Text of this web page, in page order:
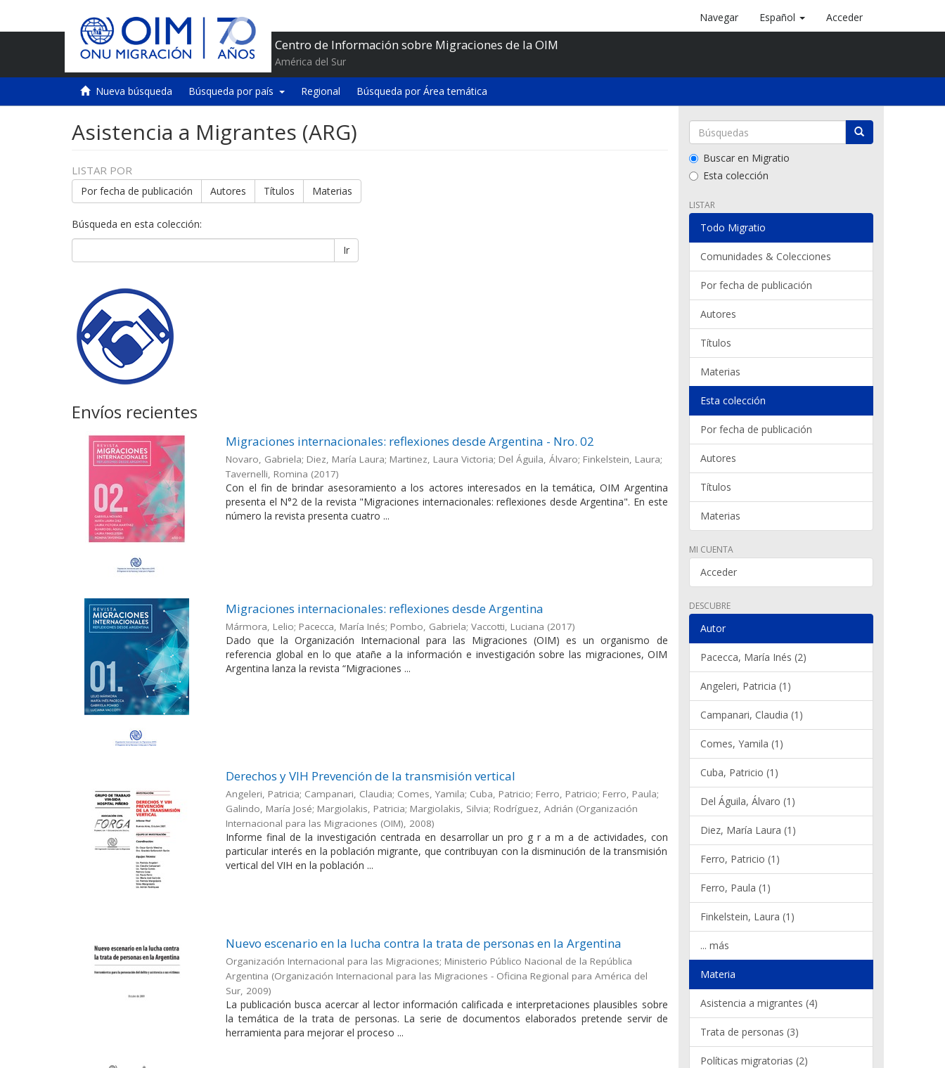
Centro de Información sobre Migraciones de la OIM
América del Sur
Navegar Español Acceder
Nueva búsqueda Búsqueda por país Regional Búsqueda por Área temática
Asistencia a Migrantes (ARG)
LISTAR POR
Por fecha de publicación Autores Títulos Materias
Búsqueda en esta colección:
Ir
Envíos recientes
Migraciones internacionales: reflexiones desde Argentina - Nro. 02
Novaro, Gabriela; Diez, María Laura; Martinez, Laura Victoria; Del Águila, Álvaro; Finkelstein, Laura;
Tavernelli, Romina (2017)
Con el fin de brindar asesoramiento a los actores interesados en la temática, OIM Argentina
presenta el N°2 de la revista "Migraciones internacionales: reflexiones desde Argentina". En este
número la revista presenta cuatro ...
Migraciones internacionales: reflexiones desde Argentina
Mármora, Lelio; Pacecca, María Inés; Pombo, Gabriela; Vaccotti, Luciana (2017)
Dado que la Organización Internacional para las Migraciones (OIM) es un organismo de
referencia global en lo que atañe a la información e investigación sobre las migraciones, OIM
Argentina lanza la revista “Migraciones ...
Derechos y VIH Prevención de la transmisión vertical
Angeleri, Patricia; Campanari, Claudia; Comes, Yamila; Cuba, Patricio; Ferro, Patricio; Ferro, Paula;
Galindo, María José; Margiolakis, Patricia; Margiolakis, Silvia; Rodríguez, Adrián (Organización
Internacional para las Migraciones (OIM), 2008)
Informe final de la investigación centrada en desarrollar un pro g r a m a de actividades, con
particular interés en la población migrante, que contribuyan con la disminución de la transmisión
vertical del VIH en la población ...
Nuevo escenario en la lucha contra la trata de personas en la Argentina
Organización Internacional para las Migraciones; Ministerio Público Nacional de la República
Argentina (Organización Internacional para las Migraciones - Oficina Regional para América del
Sur, 2009)
La publicación busca acercar al lector información calificada e interpretaciones plausibles sobre
la temática de la trata de personas. La serie de documentos elaborados pretende servir de
herramienta para mejorar el proceso ...
Buscar en Migratio
Esta colección
LISTAR
Todo Migratio
Comunidades & Colecciones
Por fecha de publicación
Autores
Títulos
Materias
Esta colección
Por fecha de publicación
Autores
Títulos
Materias
MI CUENTA
Acceder
DESCUBRE
Autor
Pacecca, María Inés (2)
Angeleri, Patricia (1)
Campanari, Claudia (1)
Comes, Yamila (1)
Cuba, Patricio (1)
Del Águila, Álvaro (1)
Diez, María Laura (1)
Ferro, Patricio (1)
Ferro, Paula (1)
Finkelstein, Laura (1)
... más
Materia
Asistencia a migrantes (4)
Trata de personas (3)
Políticas migratorias (2)